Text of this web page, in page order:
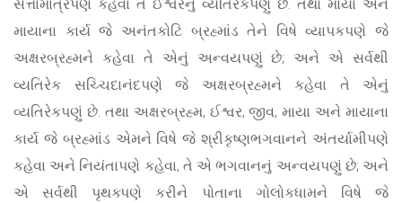
માયાના કાર્ય જે અનંતકોટિ બ્રહ્માંડ તેને વિષે વ્યાપકપણે જે
અક્ષરબ્રહ્મને કહેવા તે એનું અન્વયપણું છે; અને એ સર્વથી
વ્યતિરેક સચ્ચિદાનંદપણે જે અક્ષરબ્રહ્મને કહેવા તે એનું
વ્યતિરેકપણું છે. તથા અક્ષરબ્રહ્મ, ઈશ્વર, જીવ, માયા અને માયાના
કાર્ય જે બ્રહ્માંડ એમને વિષે જે શ્રીકૃષ્ણભગવાનને અંતર્યામીપણે
કહેવા અને નિયંતાપણે કહેવા, તે એ ભગવાનનું અન્વયપણું છે; અને
એ સર્વથી પૃથક્પણે કરીને પોતાના ગોલોકધામને વિષે જે